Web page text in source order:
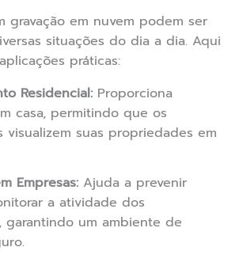
gravação em nuvem podem ser
situações do dia a dia. Aqui
práticas:
Residencial: Proporciona
casa, permitindo que os
visualizem suas propriedades em
Empresas: Ajuda a prevenir
a atividade dos
garantindo um ambiente de